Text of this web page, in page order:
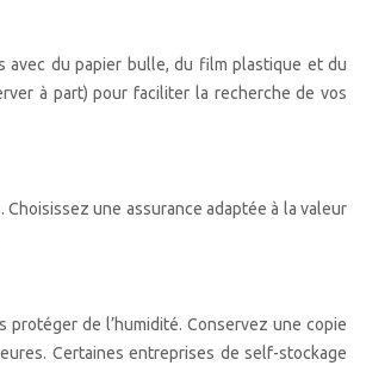
avec du papier bulle, du film plastique et du
à part) pour faciliter la recherche de vos
une assurance adaptée à la valeur
de l’humidité. Conservez une copie
Certaines entreprises de self-stockage